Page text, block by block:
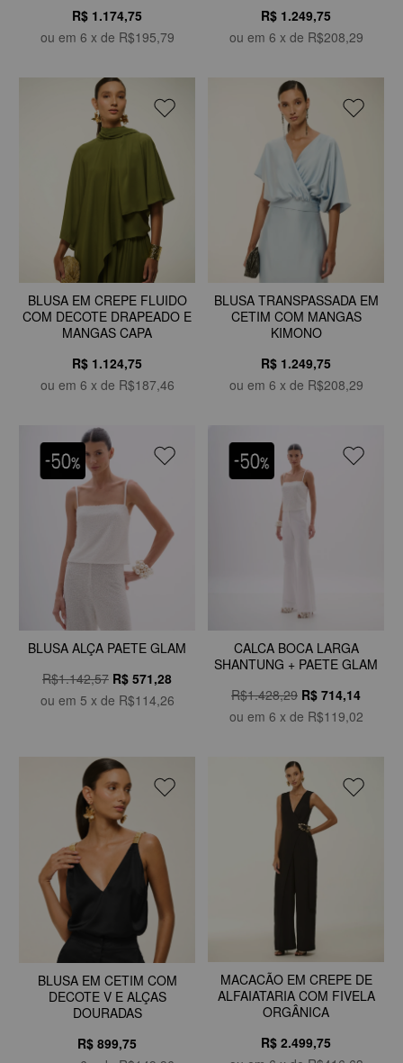
R$ 1.174,75
ou em 6 x de R$195,79
R$ 1.249,75
ou em 6 x de R$208,29
BLUSA EM CREPE FLUIDO
COM DECOTE DRAPEADO E
MANGAS CAPA
R$ 1.124,75
ou em 6 x de R$187,46
BLUSA TRANSPASSADA EM
CETIM COM MANGAS
KIMONO
R$ 1.249,75
ou em 6 x de R$208,29
BLUSA ALÇA PAETE GLAM
R$1.142,57 R$ 571,28
ou em 5 x de R$114,26
CALCA BOCA LARGA
SHANTUNG + PAETE GLAM
R$1.428,29 R$ 714,14
ou em 6 x de R$119,02
BLUSA EM CETIM COM
DECOTE V E ALÇAS
DOURADAS
R$ 899,75
MACACÃO EM CREPE DE
ALFAIATARIA COM FIVELA
ORGÂNICA
R$ 2.499,75